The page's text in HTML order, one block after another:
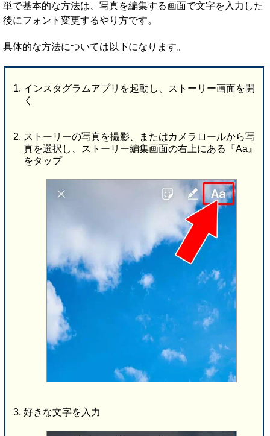
単で基本的な方法は、写真を編集する画面で文字を入力した
後にフォント変更するやり方です。
具体的な方法については以下になります。
インスタグラムアプリを起動し、ストーリー画面を開
く
ストーリーの写真を撮影、またはカメラロールから写
真を選択し、ストーリー編集画面の右上にある『Aa』
をタップ
好きな文字を入力